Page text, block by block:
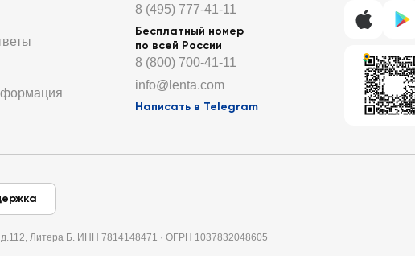
8 (495) 777-41-11
Бесплатный номер
по всей России
8 (800) 700-41-11
info@lenta.com
Написать в Telegram
Литера Б. ИНН 7814148471 · ОГРН 1037832048605